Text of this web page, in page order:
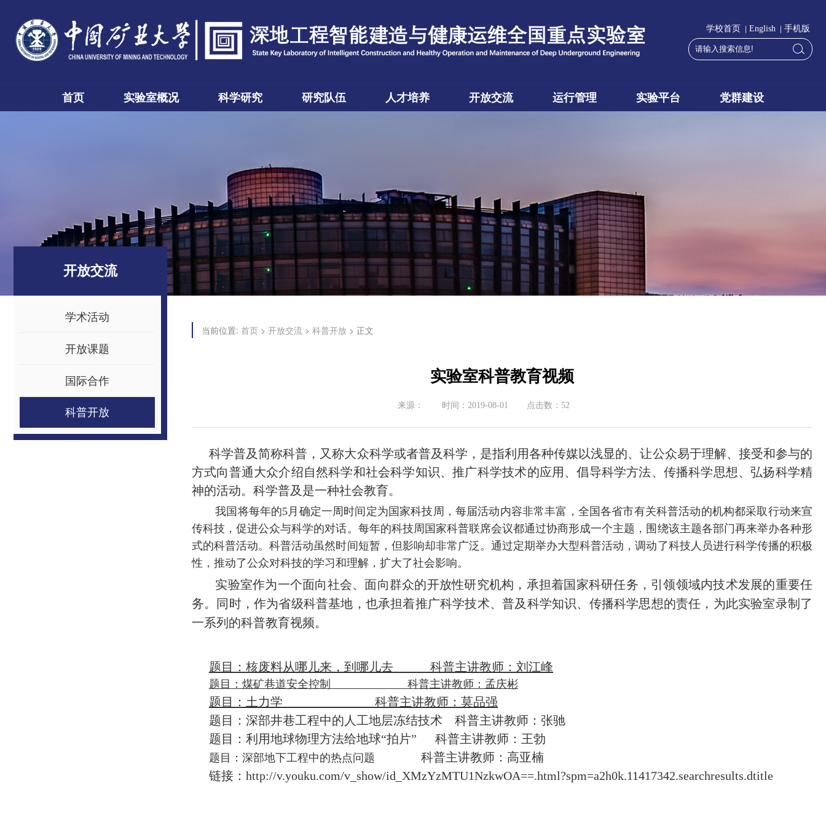
学校首页 | English | 手机版
首页 实验室概况 科学研究 研究队伍 人才培养 开放交流 运行管理 实验平台 党群建设
开放交流
学术活动
开放课题
国际合作
科普开放
当前位置: 首页 > 开放交流 > 科普开放 > 正文
实验室科普教育视频
来源： 时间： 2019-08-01 点击数： 52
科学普及简称科普，又称大众科学或者普及科学，是指利用各种传媒以浅显的、让公众易于理解、接受和参与的
方式向普通大众介绍自然科学和社会科学知识、推广科学技术的应用、倡导科学方法、传播科学思想、弘扬科学精
神的活动。科学普及是一种社会教育。
我国将每年的5月确定一周时间定为国家科技周，每届活动内容非常丰富，全国各省市有关科普活动的机构都采取行动来宣
传科技，促进公众与科学的对话。每年的科技周国家科普联席会议都通过协商形成一个主题，围绕该主题各部门再来举办各种形
式的科普活动。科普活动虽然时间短暂，但影响却非常广泛。通过定期举办大型科普活动，调动了科技人员进行科学传播的积极
性，推动了公众对科技的学习和理解，扩大了社会影响。
实验室作为一个面向社会、面向群众的开放性研究机构，承担着国家科研任务，引领领域内技术发展的重要任
务。同时，作为省级科普基地，也承担着推广科学技术、普及科学知识、传播科学思想的责任，为此实验室录制了
一系列的科普教育视频。
题目：核废料从哪儿来，到哪儿去 科普主讲教师：刘江峰
题目： 煤矿巷道安全控制 科普主讲教师：孟庆彬
题目：土力学 科普主讲教师：莫品强
题目： 深部井巷工程中的人工地层冻结技术 科普主讲教师：张驰
题目： 利用地球物理方法给地球“拍片” 科普主讲教师：王勃
题目： 深部地下工程中的热点问题 科普主讲教师：高亚楠
链接： http://v.youku.com/v_show/id_XMzYzMTU1NzkwOA==.html?spm=a2h0k.11417342.searchresults.dtitle